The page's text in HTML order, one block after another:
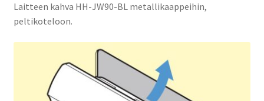
Laitteen kahva HH-JW90-BL metallikaappeihin,
peltikoteloon.